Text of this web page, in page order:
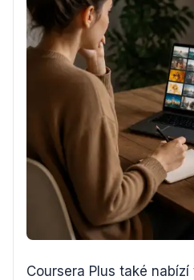
Coursera Plus také